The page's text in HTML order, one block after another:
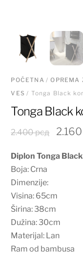
POČETNA/OPREMA
VES / Tonga Black
Tonga Black
2.400рсд
je
2.160
Diplon Tonga
Boja: Crna
Dimenzije:
Visina: 65cm
Širina: 38cm
Dužina: 30cm
Materijal: Lan
Ram od bambusa